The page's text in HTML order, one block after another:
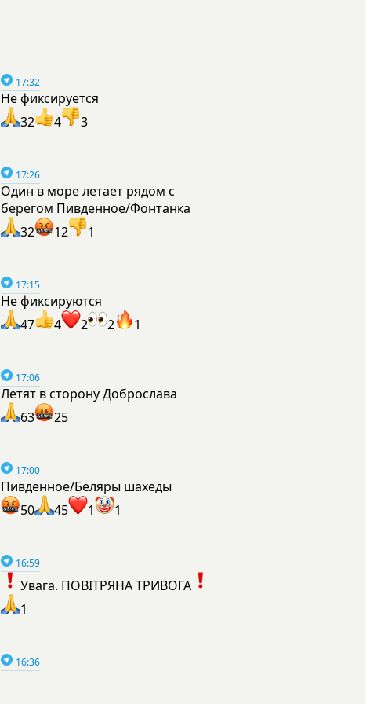
17:32
Не фиксируется
32
4 3
17:26
Один в море летает рядом с
берегом Пивденное/Фонтанка
32
12 1
17:15
Не фиксируются
47
4 2 2 1
17:06
Летят в сторону Доброслава
63
25
17:00
Пивденное/Беляры шахеды
50
45 1 1
16:59
Увага. ПОВІТРЯНА ТРИВОГА
1
16:36